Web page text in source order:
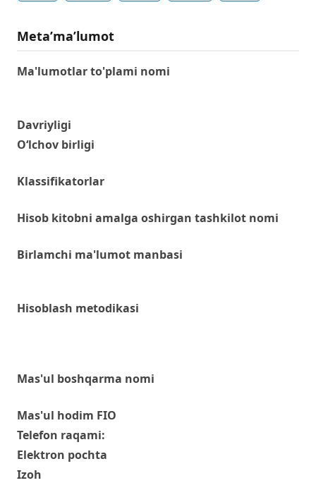
Metaʼmaʼlumot
Ma'lumotlar to'plami nomi
Davriyligi
O‘lchov birligi
Klassifikatorlar
Hisob kitobni amalga oshirgan tashkilot nomi
Birlamchi ma'lumot manbasi
Hisoblash metodikasi
Mas'ul boshqarma nomi
Mas'ul hodim FIO
Telefon raqami:
Elektron pochta
Izoh